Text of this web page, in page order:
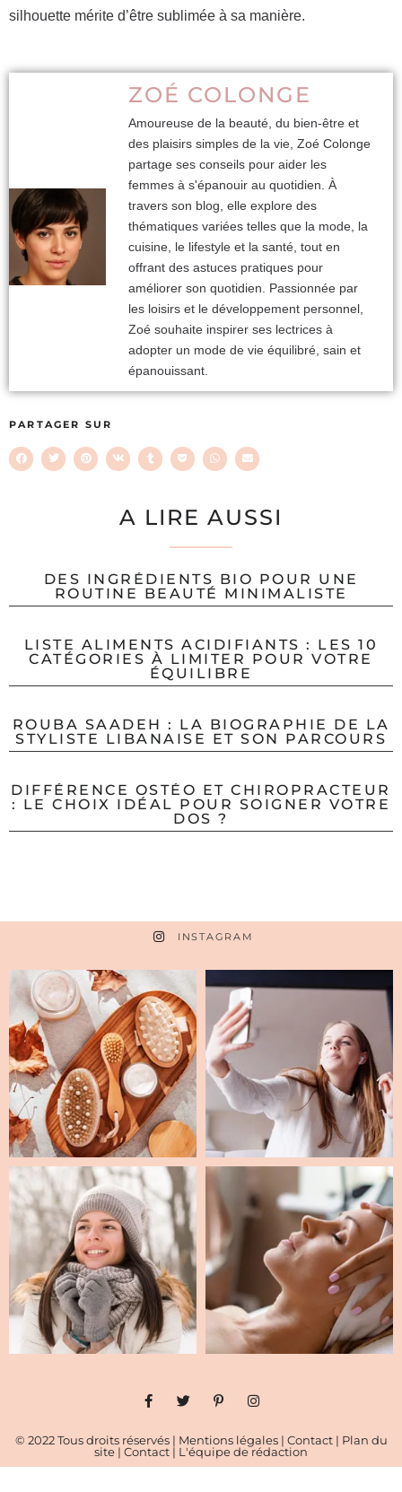
silhouette mérite d’être sublimée à sa manière.
ZOÉ COLONGE
Amoureuse de la beauté, du bien-être et
des plaisirs simples de la vie, Zoé Colonge
partage ses conseils pour aider les
femmes à s'épanouir au quotidien. À
travers son blog, elle explore des
thématiques variées telles que la mode, la
cuisine, le lifestyle et la santé, tout en
offrant des astuces pratiques pour
améliorer son quotidien. Passionnée par
les loisirs et le développement personnel,
Zoé souhaite inspirer ses lectrices à
adopter un mode de vie équilibré, sain et
épanouissant.
PARTAGER SUR
A LIRE AUSSI
DES INGRÉDIENTS BIO POUR UNE
ROUTINE BEAUTÉ MINIMALISTE
LISTE ALIMENTS ACIDIFIANTS : LES 10
CATÉGORIES À LIMITER POUR VOTRE
ÉQUILIBRE
ROUBA SAADEH : LA BIOGRAPHIE DE LA
STYLISTE LIBANAISE ET SON PARCOURS
DIFFÉRENCE OSTÉO ET CHIROPRACTEUR
: LE CHOIX IDÉAL POUR SOIGNER VOTRE
DOS ?
INSTAGRAM
© 2022 Tous droits réservés | Mentions légales| Contact| Plan du
site | Contact | L'équipe de rédaction